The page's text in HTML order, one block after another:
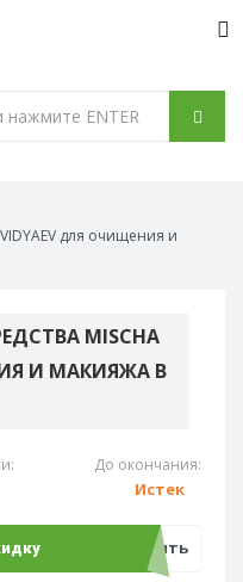
для очищения и
MISCHA
И МАКИЯЖА В
До окончания:
Истек
Открыть